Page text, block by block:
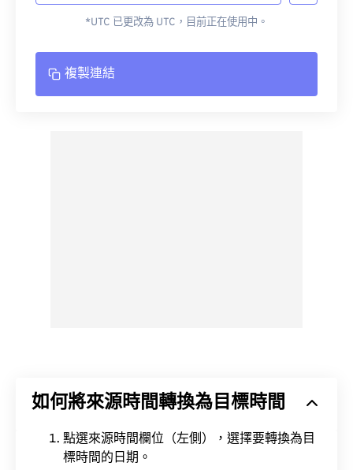
*UTC 已更改為 UTC，目前正在使用中。
複製連結
如何將來源時間轉換為目標時間
點選來源時間欄位（左側），選擇要轉換為目
標時間的日期。